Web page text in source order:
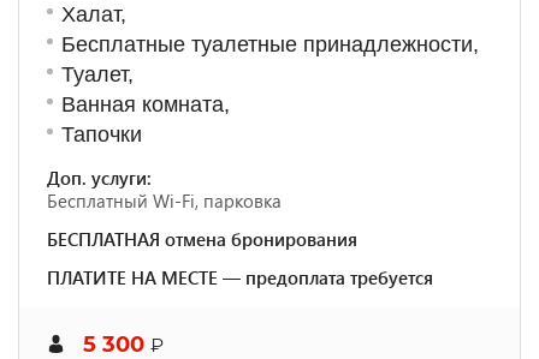
Халат,
Бесплатные туалетные принадлежности,
Туалет,
Ванная комната,
Тапочки
Доп. услуги:
Бесплатный Wi-Fi, парковка
БЕСПЛАТНАЯ отмена бронирования
ПЛАТИТЕ НА МЕСТЕ — предоплата требуется
5 300 ₽